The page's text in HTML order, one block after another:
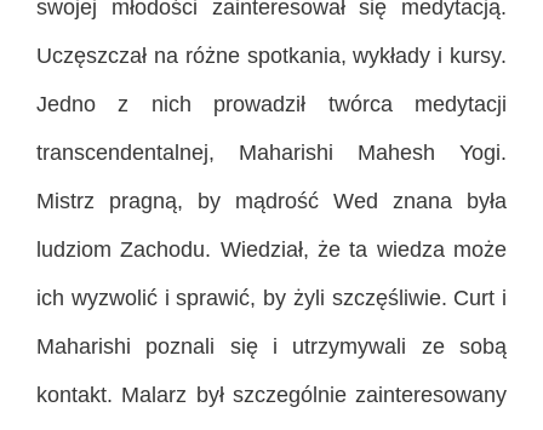
swojej młodości zainteresował się medytacją.
Uczęszczał na różne spotkania, wykłady i kursy.
Jedno z nich prowadził twórca medytacji
transcendentalnej, Maharishi Mahesh Yogi.
Mistrz pragną, by mądrość Wed znana była
ludziom Zachodu. Wiedział, że ta wiedza może
ich wyzwolić i sprawić, by żyli szczęśliwie. Curt i
Maharishi poznali się i utrzymywali ze sobą
kontakt. Malarz był szczególnie zainteresowany